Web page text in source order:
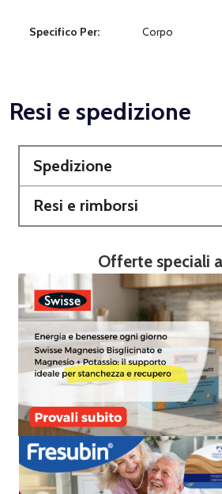
Specifico Per: Corpo
Resi e spedizione
Spedizione
Resi e rimborsi
Offerte speciali